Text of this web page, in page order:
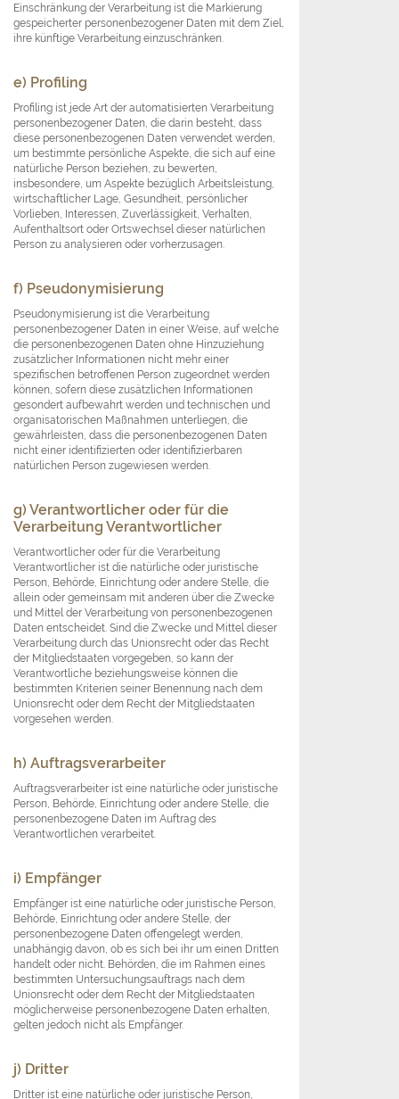
Einschränkung der Verarbeitung ist die Markierung
gespeicherter personenbezogener Daten mit dem Ziel,
ihre künftige Verarbeitung einzuschränken.
e) Profiling
Profiling ist jede Art der automatisierten Verarbeitung
personenbezogener Daten, die darin besteht, dass
diese personenbezogenen Daten verwendet werden,
um bestimmte persönliche Aspekte, die sich auf eine
natürliche Person beziehen, zu bewerten,
insbesondere, um Aspekte bezüglich Arbeitsleistung,
wirtschaftlicher Lage, Gesundheit, persönlicher
Vorlieben, Interessen, Zuverlässigkeit, Verhalten,
Aufenthaltsort oder Ortswechsel dieser natürlichen
Person zu analysieren oder vorherzusagen.
f) Pseudonymisierung
Pseudonymisierung ist die Verarbeitung
personenbezogener Daten in einer Weise, auf welche
die personenbezogenen Daten ohne Hinzuziehung
zusätzlicher Informationen nicht mehr einer
spezifischen betroffenen Person zugeordnet werden
können, sofern diese zusätzlichen Informationen
gesondert aufbewahrt werden und technischen und
organisatorischen Maßnahmen unterliegen, die
gewährleisten, dass die personenbezogenen Daten
nicht einer identifizierten oder identifizierbaren
natürlichen Person zugewiesen werden.
g) Verantwortlicher oder für die
Verarbeitung Verantwortlicher
Verantwortlicher oder für die Verarbeitung
Verantwortlicher ist die natürliche oder juristische
Person, Behörde, Einrichtung oder andere Stelle, die
allein oder gemeinsam mit anderen über die Zwecke
und Mittel der Verarbeitung von personenbezogenen
Daten entscheidet. Sind die Zwecke und Mittel dieser
Verarbeitung durch das Unionsrecht oder das Recht
der Mitgliedstaaten vorgegeben, so kann der
Verantwortliche beziehungsweise können die
bestimmten Kriterien seiner Benennung nach dem
Unionsrecht oder dem Recht der Mitgliedstaaten
vorgesehen werden.
h) Auftragsverarbeiter
Auftragsverarbeiter ist eine natürliche oder juristische
Person, Behörde, Einrichtung oder andere Stelle, die
personenbezogene Daten im Auftrag des
Verantwortlichen verarbeitet.
i) Empfänger
Empfänger ist eine natürliche oder juristische Person,
Behörde, Einrichtung oder andere Stelle, der
personenbezogene Daten offengelegt werden,
unabhängig davon, ob es sich bei ihr um einen Dritten
handelt oder nicht. Behörden, die im Rahmen eines
bestimmten Untersuchungsauftrags nach dem
Unionsrecht oder dem Recht der Mitgliedstaaten
möglicherweise personenbezogene Daten erhalten,
gelten jedoch nicht als Empfänger.
j) Dritter
Dritter ist eine natürliche oder juristische Person,